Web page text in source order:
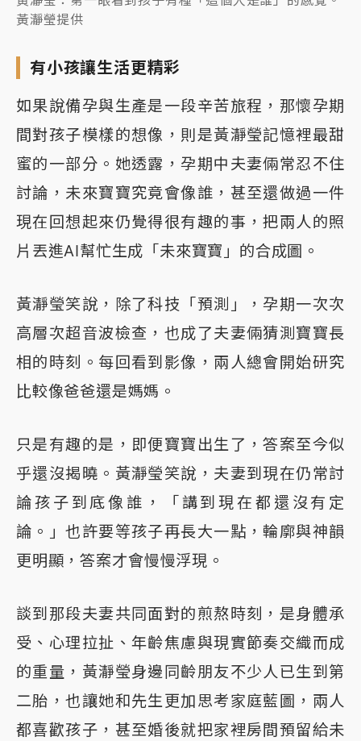
黃瀞瑩提供
有小孩讓生活更精彩
如果說備孕與生產是一段辛苦旅程，那懷孕期
間對孩子模樣的想像，則是黃瀞瑩記憶裡最甜
蜜的一部分。她透露，孕期中夫妻倆常忍不住
討論，未來寶寶究竟會像誰，甚至還做過一件
現在回想起來仍覺得很有趣的事，把兩人的照
片丟進AI幫忙生成「未來寶寶」的合成圖。
黃瀞瑩笑說，除了科技「預測」，孕期一次次
高層次超音波檢查，也成了夫妻倆猜測寶寶長
相的時刻。每回看到影像，兩人總會開始研究
比較像爸爸還是媽媽。
只是有趣的是，即便寶寶出生了，答案至今似
乎還沒揭曉。黃瀞瑩笑說，夫妻到現在仍常討
論孩子到底像誰，「講到現在都還沒有定
論。」也許要等孩子再長大一點，輪廓與神韻
更明顯，答案才會慢慢浮現。
談到那段夫妻共同面對的煎熬時刻，是身體承
受、心理拉扯、年齡焦慮與現實節奏交織而成
的重量，黃瀞瑩身邊同齡朋友不少人已生到第
二胎，也讓她和先生更加思考家庭藍圖，兩人
都喜歡孩子，甚至婚後就把家裡房間預留給未